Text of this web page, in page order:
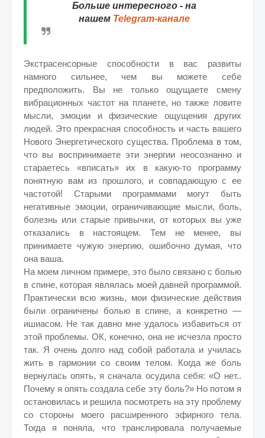
Больше интересного - на
нашем Telegram-канале
Экстрасенсорные способности в вас развиты
намного сильнее, чем вы можете себе
предположить. Вы не только ощущаете смену
вибрационных частот на планете, но также ловите
мысли, эмоции и физические ощущения других
людей. Это прекрасная способность и часть вашего
Нового Энергетического существа. Проблема в том,
что вы воспринимаете эти энергии неосознанно и
стараетесь «вписать» их в какую-то программу
понятную вам из прошлого, и совпадающую с ее
частотой! Старыми программами могут быть
негативные эмоции, ограничивающие мысли, боль,
болезнь или старые привычки, от которых вы уже
отказались в настоящем. Тем не менее, вы
принимаете чужую энергию, ошибочно думая, что
она ваша.
На моем личном примере, это было связано с болью
в спине, которая являлась моей давней программой.
Практически всю жизнь, мои физические действия
были ограничены болью в спине, а конкретно —
ишиасом. Не так давно мне удалось избавиться от
этой проблемы. ОК, конечно, она не исчезла просто
так. Я очень долго над собой работала и училась
жить в гармонии со своим телом. Когда же боль
вернулась опять, я сначала осудила себя: «О нет..
Почему я опять создала себе эту боль?» Но потом я
остановилась и решила посмотреть на эту проблему
со стороны моего расширенного эфирного тела.
Тогда я поняла, что транслировала получаемые